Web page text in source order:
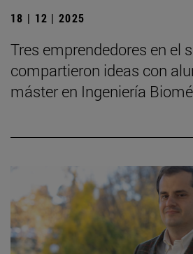
18 | 12 | 2025
Tres emprendedores en el
compartieron ideas con
máster en Ingeniería